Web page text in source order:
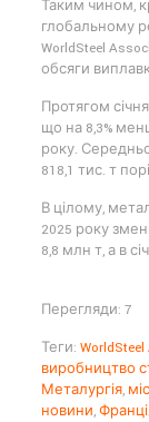
Таким чином,
глобальному
WorldSteel
обсяги
Протягом
що на 8,3%
року.
818,1 тис. т
В цілому,
2025 року
8,8 млн т, а в
Перегляди: 7
Теги:
виробництво
Металургія,
новини,